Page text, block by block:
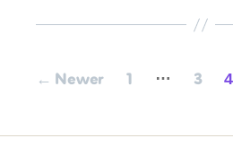
Posts
← Newer 1 … 3 4